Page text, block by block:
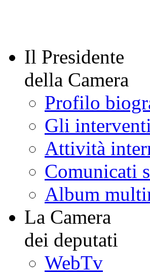
Il Presidente
della Camera
Profilo
Gli
Attività
Comunicati
Album
La Camera
dei deputati
WebTv